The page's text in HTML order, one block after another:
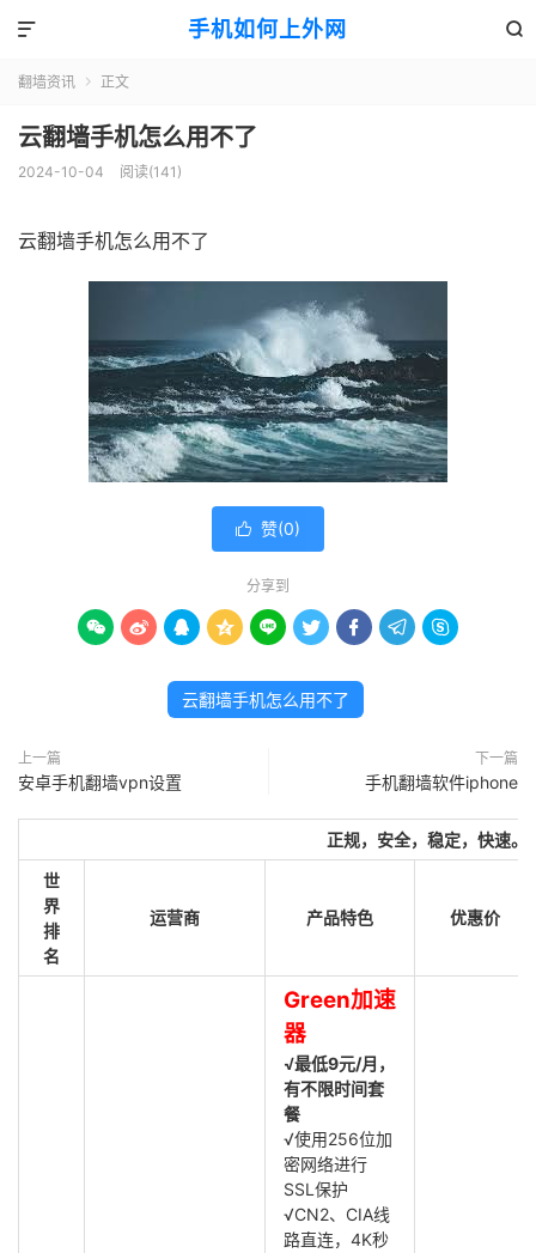
手机如何上外网 

翻墙资讯  正文
云翻墙手机怎么用不了
2024-10-04 阅读(141)
云翻墙手机怎么用不了
 赞(0)
分享到
        
云翻墙手机怎么用不了
上一篇
安卓手机翻墙vpn设置
下一篇
手机翻墙软件iphone
正规，安全，稳定，快速。
世
界
排
名
运营商 产品特色 优惠价
Green加速
器
√最低9元/月，
有不限时间套
餐
√使用256位加
密网络进行
SSL保护
√CN2、CIA线
路直连，4K秒